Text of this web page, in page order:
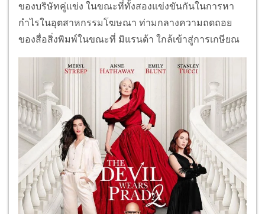
ของบริษัทคู่แข่ง ในขณะที่ทั้งสองแข่งขันกันในการหา
กำไรในอุตสาหกรรมโฆษณา ท่ามกลางความถดถอย
ของสื่อสิ่งพิมพ์ในขณะที่ มิแรนด้า ใกล้เข้าสู่การเกษียณ